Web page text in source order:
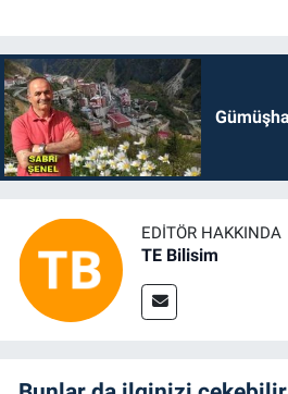
EDITÖR HAKKINDA
TE Bilisim